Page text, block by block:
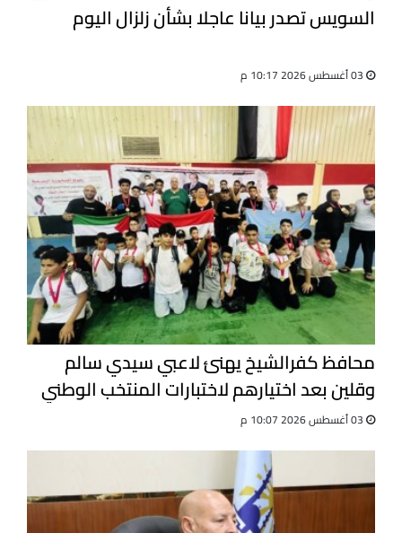
السويس تصدر بيانا عاجلا بشأن زلزال اليوم
محافظ كفرالشيخ يهنئ لاعبي سيدي سالم
وقلين بعد اختيارهم لاختبارات المنتخب الوطني
للجيت كونى دو